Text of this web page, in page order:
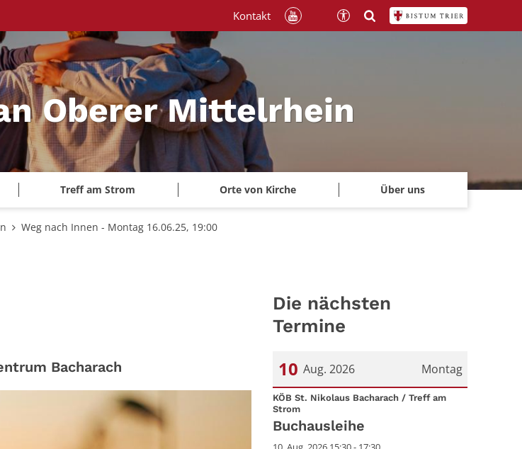
Oberer Mittelrhein
Treff am Strom Orte von Kirche Über uns
Kontakt
Weg nach Innen - Montag 16.06.25, 19:00
Bacharach
Die nächsten
Termine
Montag
10 Aug. 2026
Datum: 10. August 2026
KÖB St. Nikolaus Bacharach / Treff am
Strom:
Buchausleihe